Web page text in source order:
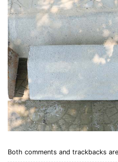
Both comments and trackbacks